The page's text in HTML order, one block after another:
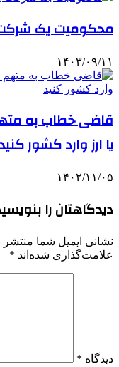
محکومیت یک شرکت
۱۴۰۳/۰۹/۱۱
قاضی خطاب به
یا ارز وارد کشور
۱۴۰۲/۱۱/۰۵
دیدگاهتان را
نشانی ایمیل شما منتشر
علامت‌گذاری شده‌اند *
دیدگاه *